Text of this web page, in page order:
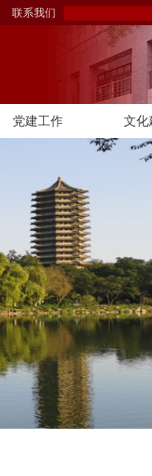
联系我们
党建工作 文化